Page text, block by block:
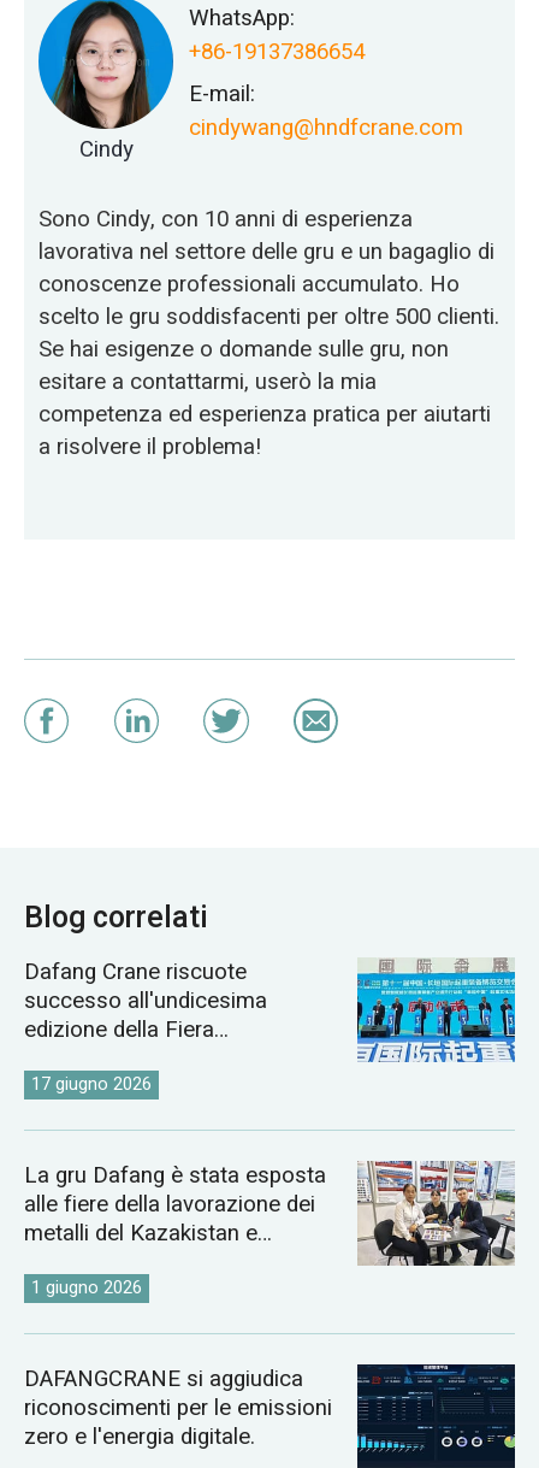
Cindy
WhatsApp:
+86-19137386654
E-mail:
cindywang@hndfcrane.com
Sono Cindy, con 10 anni di esperienza
lavorativa nel settore delle gru e un bagaglio di
conoscenze professionali accumulato. Ho
scelto le gru soddisfacenti per oltre 500 clienti.
Se hai esigenze o domande sulle gru, non
esitare a contattarmi, userò la mia
competenza ed esperienza pratica per aiutarti
a risolvere il problema!
Blog correlati
Dafang Crane riscuote
successo all'undicesima
edizione della Fiera
Changyuan.
17 giugno 2026
La gru Dafang è stata esposta
alle fiere della lavorazione dei
metalli del Kazakistan e
1 giugno 2026
DAFANGCRANE si aggiudica
riconoscimenti per le emissioni
zero e l'energia digitale.